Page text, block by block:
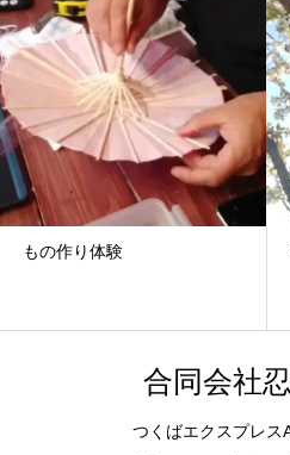
もの作り体験
合同会社
つくばエクスプレス